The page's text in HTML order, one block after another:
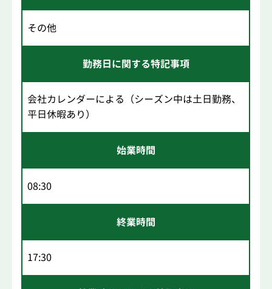
その他
勤務日に関する特記事項
会社カレンダーによる（シーズン中は土日勤務、
平日休暇あり）
始業時間
08:30
終業時間
17:30